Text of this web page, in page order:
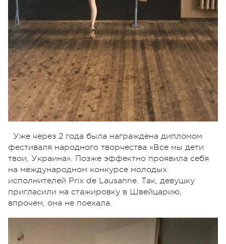
Уже через 2 года была награждена дипломом
фестиваля народного творчества «Все мы дети
твои, Украина». Позже эффектно проявила себя
на международном конкурсе молодых
исполнителей Prix de Lausanne. Так, девушку
пригласили на стажировку в Швейцарию,
впрочем, она не поехала.